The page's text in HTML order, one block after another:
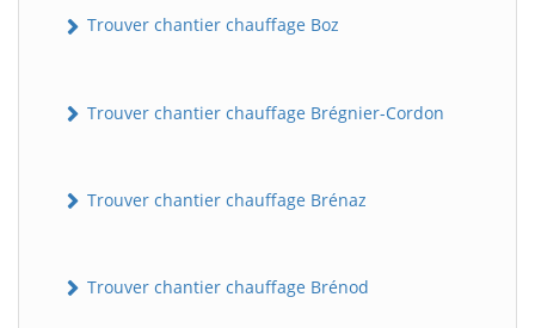
Trouver chantier chauffage Boz
Trouver chantier chauffage Brégnier-Cordon
Trouver chantier chauffage Brénaz
Trouver chantier chauffage Brénod